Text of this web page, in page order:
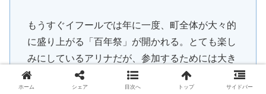
もうすぐイフールでは年に一度、町全体が大々的
に盛り上がる「百年祭」が開かれる。とても楽し
みにしているアリナだが、参加するためには大き
な課題があった。百年祭の開催期間、増額された
クエストのクリア報酬を目当てに押し寄せる冒険
ホーム シェア 目次へ トップ サイドバー